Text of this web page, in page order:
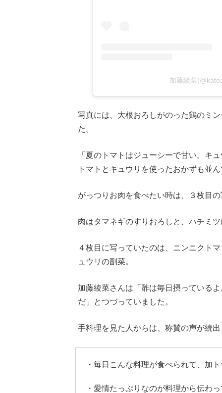
加藤綾菜
写真には、大根おろしがのった鶏のミ
た。
「夏のトマトはジューシーで甘い。キ
トマトとキュウリを使ったおかずも並
がっつりお肉を食べたい時は、３枚目
肉はタマネギのすりおろしと、ハチミ
４枚目に写っていたのは、ニンニクト
ュウリの副菜。
加藤綾菜さんは「酢は毎日摂っている
だ」とつづっていました。
手料理を見た人からは、称賛の声が続
・毎日こんな料理が食べられて、加
・愛情たっぷりなのが料理から伝わ